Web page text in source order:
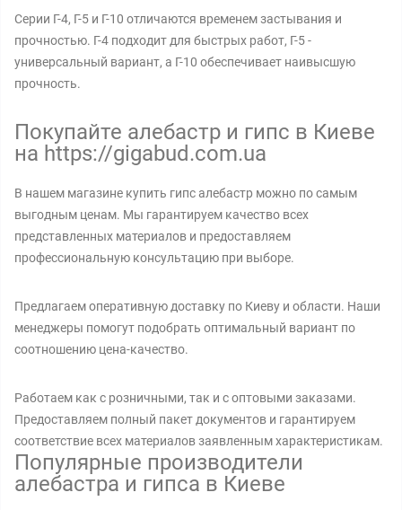
Серии Г-4, Г-5 и Г-10 отличаются временем застывания и
прочностью. Г-4 подходит для быстрых работ, Г-5 -
универсальный вариант, а Г-10 обеспечивает наивысшую
прочность.
Покупайте алебастр и гипс в Киеве
на https://gigabud.com.ua
В нашем магазине купить гипс алебастр можно по самым
выгодным ценам. Мы гарантируем качество всех
представленных материалов и предоставляем
профессиональную консультацию при выборе.
Предлагаем оперативную доставку по Киеву и области. Наши
менеджеры помогут подобрать оптимальный вариант по
соотношению цена-качество.
Работаем как с розничными, так и с оптовыми заказами.
Предоставляем полный пакет документов и гарантируем
соответствие всех материалов заявленным характеристикам.
Популярные производители
алебастра и гипса в Киеве